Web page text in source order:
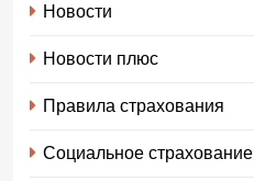
Новости
Новости плюс
Правила страхования
Социальное страхование